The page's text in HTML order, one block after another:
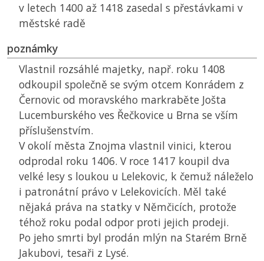
v letech 1400 až 1418 zasedal s přestávkami v
městské radě
poznámky
Vlastnil rozsáhlé majetky, např. roku 1408
odkoupil společně se svým otcem Konrádem z
Černovic od moravského markraběte Jošta
Lucemburského ves Řečkovice u Brna se vším
příslušenstvím.
V okolí města Znojma vlastnil vinici, kterou
odprodal roku 1406. V roce 1417 koupil dva
velké lesy s loukou u Lelekovic, k čemuž náleželo
i patronátní právo v Lelekovicích. Měl také
nějaká práva na statky v Němčicích, protože
téhož roku podal odpor proti jejich prodeji.
Po jeho smrti byl prodán mlýn na Starém Brně
Jakubovi, tesaři z Lysé.